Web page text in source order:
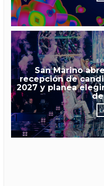
San Marino
recepción de
2027 y planea